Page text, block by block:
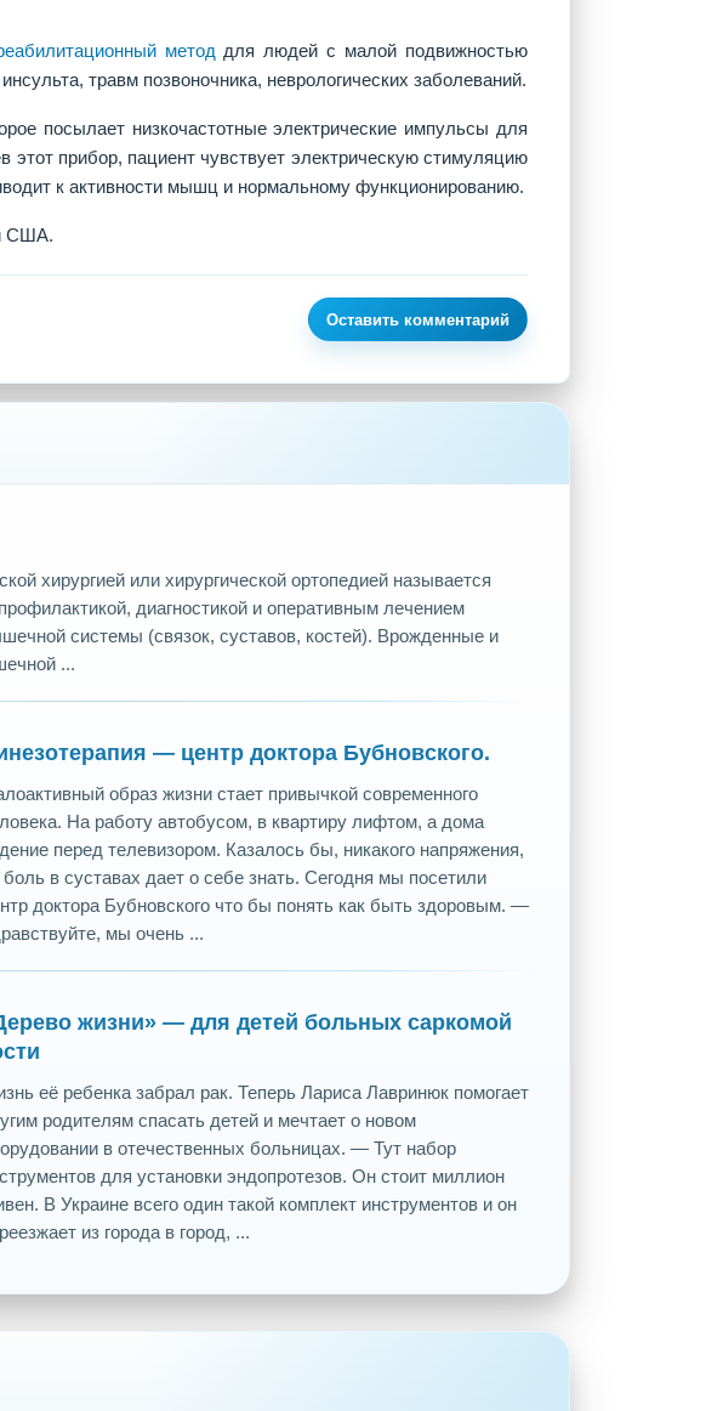
метод для людей с малой подвижностью
травм позвоночника, неврологических заболеваний.
посылает низкочастотные электрические импульсы для
прибор, пациент чувствует электрическую стимуляцию
к активности мышц и нормальному функционированию.
США.
Оставить комментарий
хирургией или хирургической ортопедией называется
диагностикой и оперативным лечением
системы (связок, суставов, костей). Врожденные и
...
— центр доктора Бубновского.
образ жизни стает привычкой современного
На работу автобусом, в квартиру лифтом, а дома
перед телевизором. Казалось бы, никакого напряжения,
боль в суставах дает о себе знать. Сегодня мы посетили
доктора Бубновского что бы понять как быть здоровым. —
мы очень ...
жизни» — для детей больных саркомой
её ребенка забрал рак. Теперь Лариса Лавринюк помогает
родителям спасать детей и мечтает о новом
в отечественных больницах. — Тут набор
для установки эндопротезов. Он стоит миллион
В Украине всего один такой комплект инструментов и он
из города в город, ...